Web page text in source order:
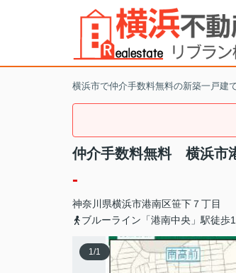
横浜市で仲介手数料無料の新築一戸建
仲介手数料無料 横浜市
-
神奈川県横浜市港南区笹下 ７丁目
ブルーライン「港南中央」駅徒歩
1/1